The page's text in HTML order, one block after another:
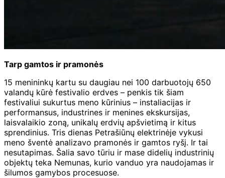
Tarp gamtos ir pramonės
15 menininkų kartu su daugiau nei 100 darbuotojų 650
valandų kūrė festivalio erdves – penkis tik šiam
festivaliui sukurtus meno kūrinius – instaliacijas ir
performansus, industrines ir menines ekskursijas,
laisvalaikio zoną, unikalų erdvių apšvietimą ir kitus
sprendinius. Tris dienas Petrašiūnų elektrinėje vykusi
meno šventė analizavo pramonės ir gamtos ryšį. Ir tai
nesutapimas. Šalia savo tūriu ir mase didelių industrinių
objektų teka Nemunas, kurio vanduo yra naudojamas ir
šilumos gamybos procesuose.